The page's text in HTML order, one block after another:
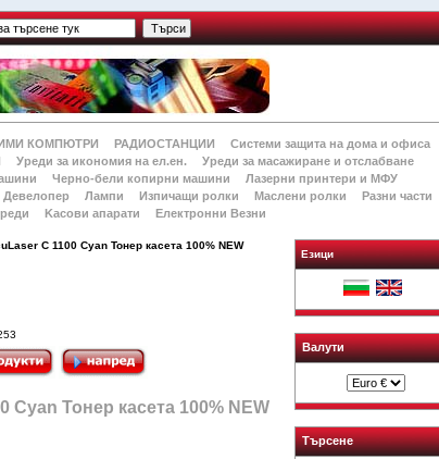
КОМПЮТРИ РАДИОСТАНЦИИ
Системи защита на дома и офиса
Уреди за икономия на ел.ен.
Уреди за масажиране и отслабване
Черно-бели копирни машини
Лазерни принтери и МФУ
Девелопер Лампи Изпичащи ролки Маслени ролки
Разни части
Kасови апарати Електронни Везни
C 1100 Cyan Тонер касета 100% NEW
Cyan Тонер касета 100% NEW
Езици
Валути
Търсене